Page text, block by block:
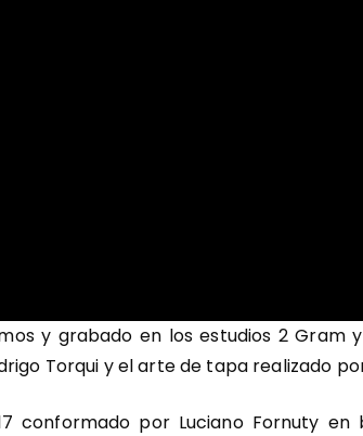
y grabado en los estudios 2 Gram y
Torqui y el arte de tapa realizado
conformado por Luciano Fornuty en